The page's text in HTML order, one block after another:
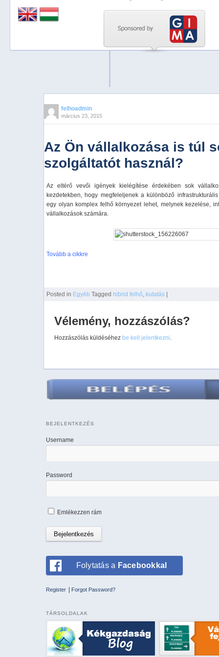
felhoadmin
március 23, 2015
Az Ön vállalkozása is túl
szolgáltatót használ?
Az eltérő vevői igények kielégítése érdekében sok
kezdetekben, hogy megfeleljenek a különböző
egy olyan komplex felhő környezet lehet, melynek kezelése,
vállalkozások számára.
Tovább a cikkre
Posted in Egyéb Tagged hibrid felhő, kutatás
Vélemény, hozzászólás?
Hozzászólás küldéséhez be kell jelentkezni.
BEJELENTKEZÉS
Username
Password
Emlékezzen rám
Folytatás a Facebookkal
Register Forgot Password?
TÁRSOLDALAK